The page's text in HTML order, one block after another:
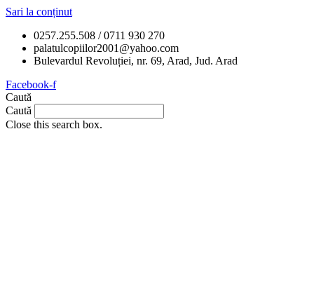
Sari la conținut
0257.255.508 / 0711 930 270
palatulcopiilor2001@yahoo.com
Bulevardul Revoluției, nr. 69, Arad, Jud. Arad
Facebook-f
Caută
Caută
Close this search box.